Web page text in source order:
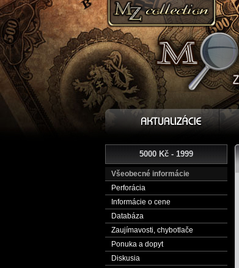
5000 Kč - 1999
Všeobecné informácie
Perforácia
Informácie o cene
Databáza
Zaujímavosti, chybotlače
Ponuka a dopyt
Diskusia